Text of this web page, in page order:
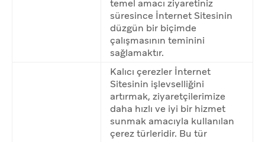
temel amacı ziyaretiniz
süresince İnternet Sitesinin
düzgün bir biçimde
çalışmasının teminini
sağlamaktır.
Kalıcı çerezler İnternet
Sitesinin işlevselliğini
artırmak, ziyaretçilerimize
daha hızlı ve iyi bir hizmet
sunmak amacıyla kullanılan
çerez türleridir. Bu tür